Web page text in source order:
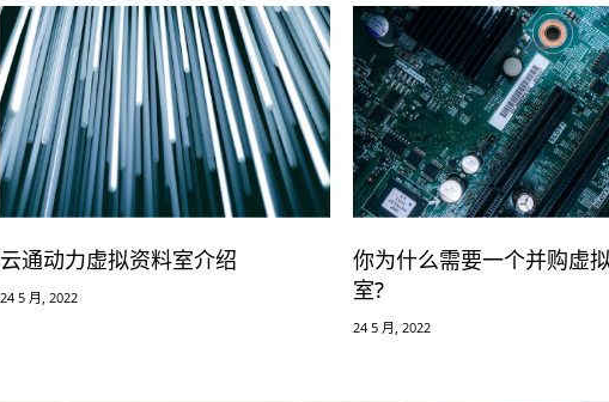
云通动力虚拟资料室介绍
24 5 月, 2022
你为什么需要一个并购虚
室?
24 5 月, 2022